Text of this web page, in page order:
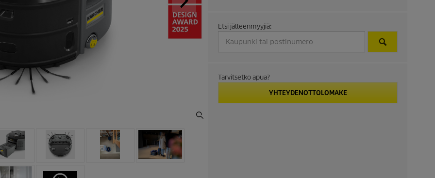
Etsi jälleenmyyjiä:
Tarvitsetko apua?
YHTEYDENOTTOLOMAKE